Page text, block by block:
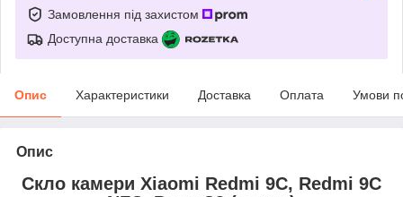
Замовлення під захистом
Доступна доставка
Опис Характеристики Доставка Оплата Умови
Опис
Скло камери Xiaomi Redmi 9C, Redmi 9C